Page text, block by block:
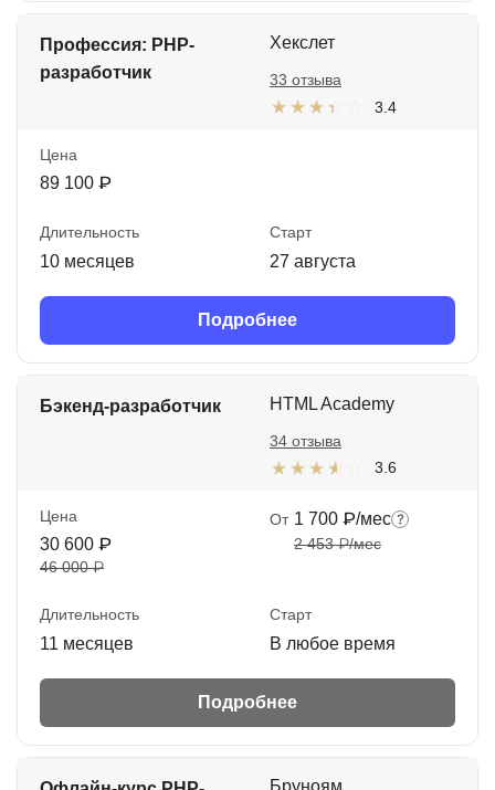
Профессия: PHP-
разработчик
Хекслет
3.4
33 отзыва
Цена
89 100 ₽
Длительность
10 месяцев
Старт
27 августа
Подробнее
Бэкенд-разработчик HTML Academy
3.6
34 отзыва
Цена
30 600 ₽
46 000 ₽
От 1 700 ₽/мес
2 453 ₽/мес
Длительность
11 месяцев
Старт
В любое время
Подробнее
Бруноям